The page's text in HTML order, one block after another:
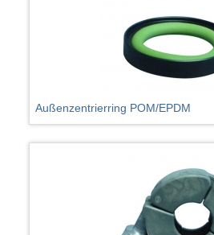
Außenzentrierring POM/EPDM